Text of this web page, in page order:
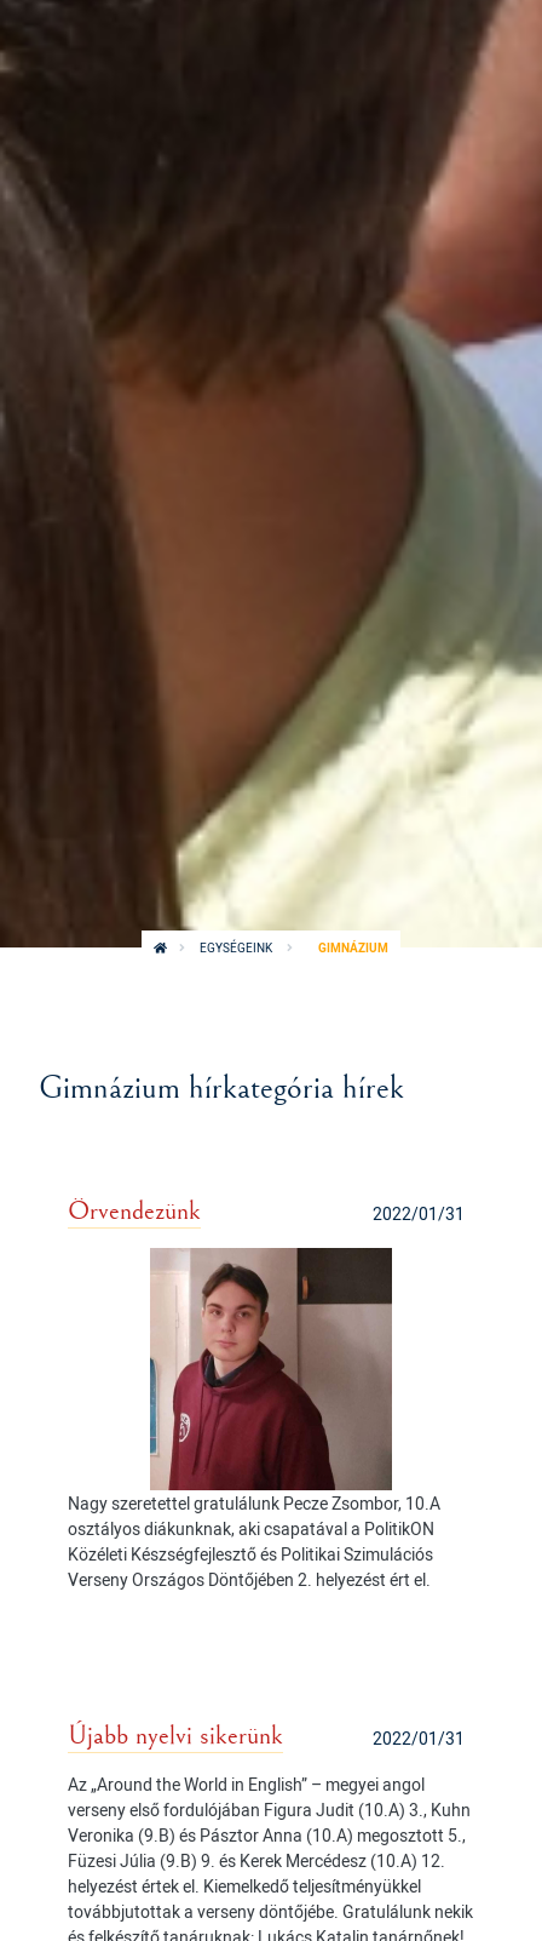
EGYSÉGEINK GIMNÁZIUM
Gimnázium hírkategória hírek
2022/01/31
Örvendezünk
Nagy szeretettel gratulálunk Pecze Zsombor, 10.A
osztályos diákunknak, aki csapatával a PolitikON
Közéleti Készségfejlesztő és Politikai Szimulációs
Verseny Országos Döntőjében 2. helyezést ért el.
2022/01/31
Újabb nyelvi sikerünk
Az „Around the World in English” – megyei angol
verseny első fordulójában Figura Judit (10.A) 3., Kuhn
Veronika (9.B) és Pásztor Anna (10.A) megosztott 5.,
Füzesi Júlia (9.B) 9. és Kerek Mercédesz (10.A) 12.
helyezést értek el. Kiemelkedő teljesítményükkel
továbbjutottak a verseny döntőjébe. Gratulálunk nekik